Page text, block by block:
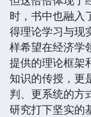
时，书中也融入
得理论学习与现
样希望在经济学
提供的理论框架
知识的传授，更
判、更系统的方
研究打下坚实的